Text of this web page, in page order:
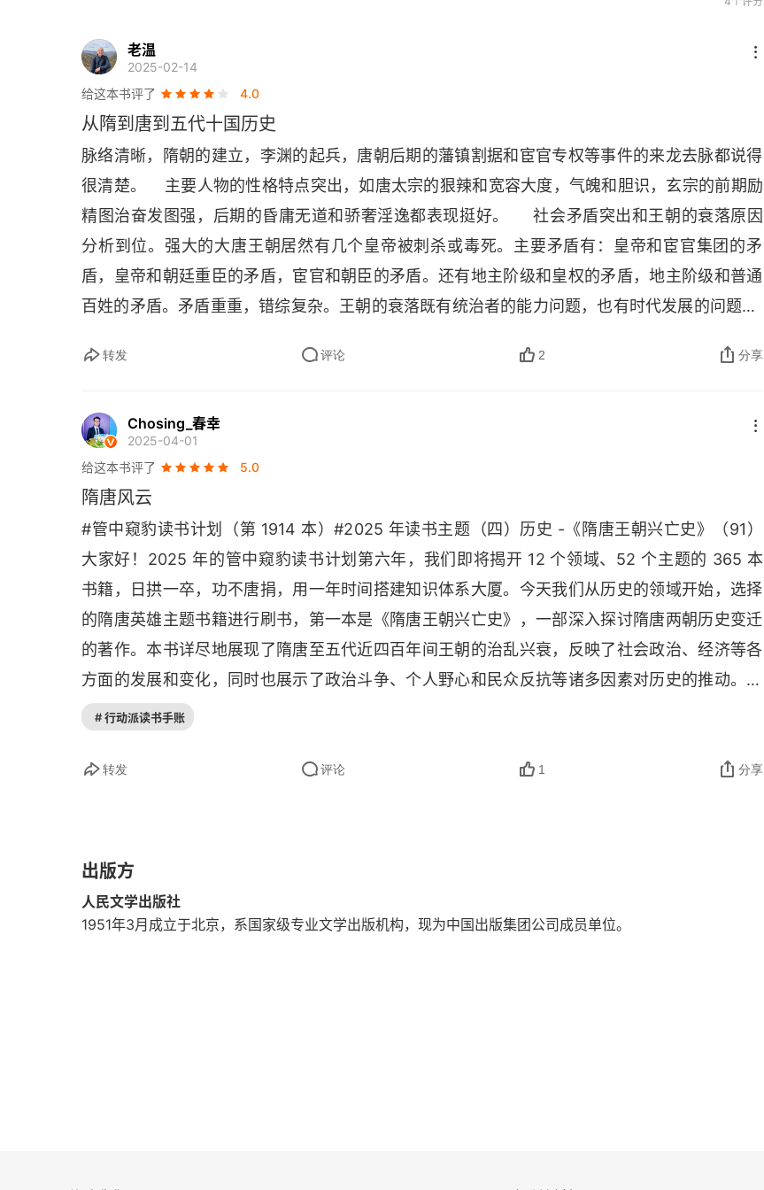
第三章 革新浪潮 元和中兴
第五编 唐 衰亡
第一章 江河日下 逐步衰落
第二章 倾覆的大厦
附录一 隋唐大事年表
后记
老温
2025-02-14
给这本书评了
4.0
从隋到唐到五代十国历史
脉络清晰，隋朝的建立，李渊的起兵，唐朝后期的藩镇割据和宦官专权等事件的来龙去脉都说得
很清楚。    主要人物的性格特点突出，如唐太宗的狠辣和宽容大度，气魄和胆识，玄宗的前期励
精图治奋发图强，后期的昏庸无道和骄奢淫逸都表现挺好。     社会矛盾突出和王朝的衰落原因
分析到位。强大的大唐王朝居然有几个皇帝被刺杀或毒死。主要矛盾有：皇帝和宦官集团的矛
盾，皇帝和朝廷重臣的矛盾，宦官和朝臣的矛盾。还有地主阶级和皇权的矛盾，地主阶级和普通
百姓的矛盾。矛盾重重，错综复杂。王朝的衰落既有统治者的能力问题，也有时代发展的问题。
转发 评论 2 分享
Chosing_春幸
2025-04-01
给这本书评了
5.0
隋唐风云
#管中窥豹读书计划（第 1914 本）#2025 年读书主题（四）历史 -《隋唐王朝兴亡史》（91）
大家好！2025 年的管中窥豹读书计划第六年，我们即将揭开 12 个领域、52 个主题的 365 本
书籍，日拱一卒，功不唐捐，用一年时间搭建知识体系大厦。今天我们从历史的领域开始，选择
的隋唐英雄主题书籍进行刷书，第一本是《隋唐王朝兴亡史》，一部深入探讨隋唐两朝历史变迁
的著作。本书详尽地展现了隋唐至五代近四百年间王朝的治乱兴衰，反映了社会政治、经济等各
方面的发展和变化，同时也展示了政治斗争、个人野心和民众反抗等诸多因素对历史的推动。本
书由中国古代史史学泰斗吴宗国教授主编，并携刘后滨等诸位弟子撰稿编写各章。诸位撰稿人以
坚代周公元 581 年，杨坚取代北周宇文氏政权，建立隋朝。589 年，隋灭掉南朝最后一个王朝
的民族大融合已经告一段落，并且宣告了统治中国近六个世纪的豪强大族、士族门阀政治的终
结。民族融合给中华民族带来了新的活力，豪强士族的衰落更是在经济上、政治上和思想上带来
了一次大的解放。这不仅对于隋朝及其后继者唐朝，而且对于此后历史的发展，都具有深远的影
# 行动派读书手账
转发 评论 1 分享
出版方
人民文学出版社
1951年3月成立于北京，系国家级专业文学出版机构，现为中国出版集团公司成员单位。